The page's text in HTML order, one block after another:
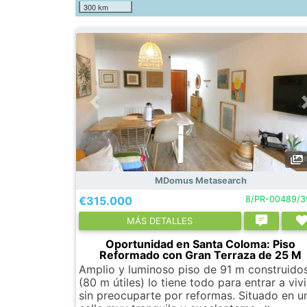
300 km
MDomus Metasearch
€315.000 8/PR-00489/
МÁS DETALLES
Oportunidad en Santa Coloma: Piso
Reformado con Gran Terraza de 25 M
Amplio y luminoso piso de 91 m
(80 m útiles) lo tiene todo para entrar a
sin preocuparte por reformas. Situado en